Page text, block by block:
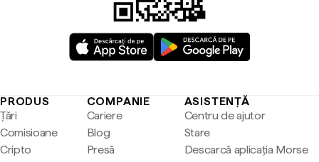
PRODUS
Țări
Comisioane
Cripto
COMPANIE
Cariere
Blog
Presă
ASISTENȚĂ
Centru de ajutor
Stare
Descarcă aplicația Morse